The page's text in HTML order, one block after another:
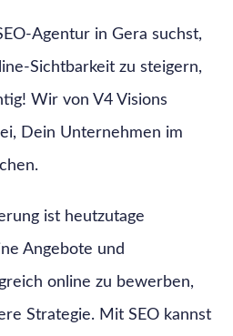
Agentur in Gera suchst,
Sichtbarkeit zu steigern,
Wir von V4 Visions
Dein Unternehmen im
ist heutzutage
Angebote und
online zu bewerben,
Strategie. Mit SEO kannst